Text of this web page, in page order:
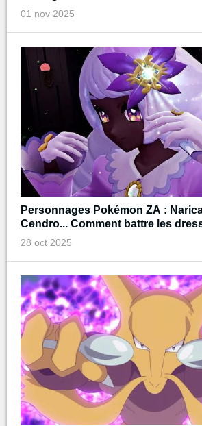
01 nov 2025
Personnages Pokémon ZA :
Cendro... Comment battre les
28 oct 2025